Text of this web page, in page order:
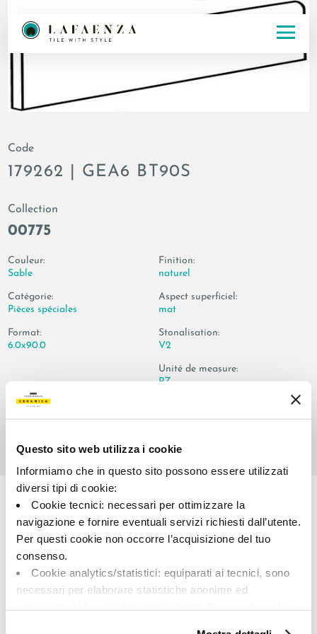
Questo sito web utilizza i cookie
Informiamo che in questo sito possono essere utilizzati
diversi tipi di cookie:
Cookie tecnici: necessari per ottimizzare la
navigazione e fornire eventuali servizi richiesti dall’utente.
Per questi cookie non occorre l’acquisizione del tuo
consenso.
Cookie analytics/statistici: equiparati ai tecnici, sono
necessari per elaborare statistiche anonime ed
Code
179262 | GEA6 BT90S
Collection
00775
Couleur:
Sable
Catégorie:
Pièces spéciales
Format:
6.0x90.0
Finition:
naturel
Aspect superficiel:
mat
Stonalisation:
V2
Unité de measure:
PZ
Share: